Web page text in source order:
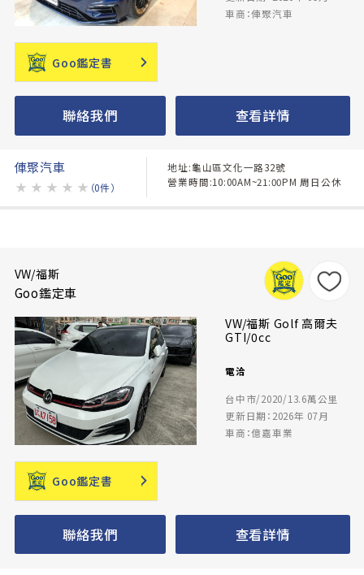
車商：俥聚汽車
Goo鑑定書
聯絡我們 查看詳情
俥聚汽車
★ ★ ★ ★ ★ （0件）
地址:龜山區文化一路32號
營業時間:10:00AM~21:00PM 周日公休
VW/福斯
Goo鑑定車
VW/福斯 Golf 高爾夫
GTI/0cc
電洽
台中市/2020/13.6萬公里
更新日期：2026年 07月
車商：億嘉車業
Goo鑑定書
聯絡我們 查看詳情